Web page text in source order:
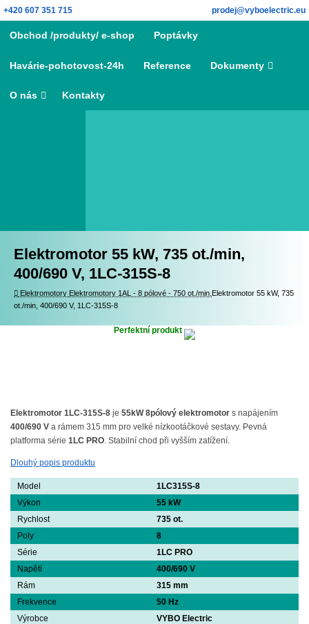
Skip
to
content
+420 607 351 715 prodej@vyboelectric.eu
Obchod /produkty/ e-shop Poptávky
Havárie-pohotovost-24h Reference Dokumenty
O nás Kontakty
Elektromotor 55 kW, 735 ot./min,
400/690 V, 1LC-315S-8
Elektromotory Elektromotory
Elektromotory 1AL - 8 pólové - 750 ot./min. Elektromotor 55 kW, 735
ot./min, 400/690 V, 1LC-315S-8
Perfektní produkt
Elektromotor 1LC-315S-8 je 55kW 8pólový elektromotor s napájením
400/690 V a rámem 315 mm pro velké nízkootáčkové sestavy. Pevná
platforma série 1LC PRO . Stabilní chod při vyšším zatížení.
Dlouhý popis produktu
Model
1LC315S-8
Výkon
55 kW
Rychlost
735 ot.
Poly
8
Série
1LC PRO
Napětí
400/690 V
Rám
315 mm
Frekvence
50 Hz
Výrobce
VYBO Electric